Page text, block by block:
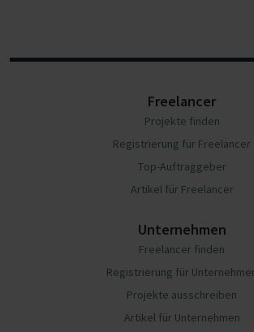
Freelancer
Projekte finden
Registrierung für Freelancer
Top-Auftraggeber
Artikel für Freelancer
Unternehmen
Freelancer finden
Registrierung für
Projekte ausschreiben
Artikel für Unternehmen